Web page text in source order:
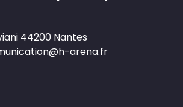
44200 Nantes
arena.fr